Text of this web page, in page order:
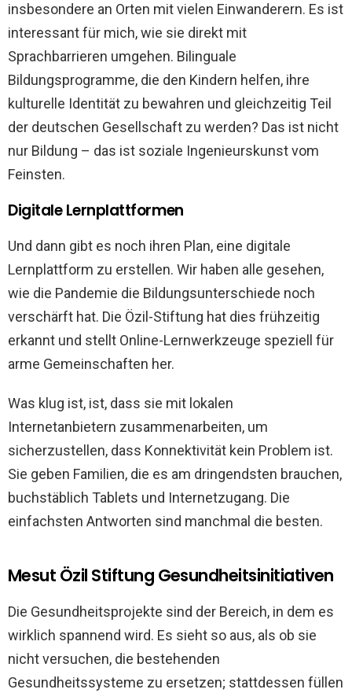
insbesondere an Orten mit vielen Einwanderern. Es ist
interessant für mich, wie sie direkt mit
Sprachbarrieren umgehen. Bilinguale
Bildungsprogramme, die den Kindern helfen, ihre
kulturelle Identität zu bewahren und gleichzeitig Teil
der deutschen Gesellschaft zu werden? Das ist nicht
nur Bildung – das ist soziale Ingenieurskunst vom
Feinsten.
Digitale Lernplattformen
Und dann gibt es noch ihren Plan, eine digitale
Lernplattform zu erstellen. Wir haben alle gesehen,
wie die Pandemie die Bildungsunterschiede noch
verschärft hat. Die Özil-Stiftung hat dies frühzeitig
erkannt und stellt Online-Lernwerkzeuge speziell für
arme Gemeinschaften her.
Was klug ist, ist, dass sie mit lokalen
Internetanbietern zusammenarbeiten, um
sicherzustellen, dass Konnektivität kein Problem ist.
Sie geben Familien, die es am dringendsten brauchen,
buchstäblich Tablets und Internetzugang. Die
einfachsten Antworten sind manchmal die besten.
Mesut Özil Stiftung Gesundheitsinitiativen
Die Gesundheitsprojekte sind der Bereich, in dem es
wirklich spannend wird. Es sieht so aus, als ob sie
nicht versuchen, die bestehenden
Gesundheitssysteme zu ersetzen; stattdessen füllen